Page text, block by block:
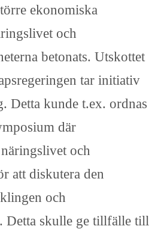
ekonomiska
och
betonats. Utskottet
tar initiativ
Detta kunde t.ex. ordnas
där
och
att diskutera den
och
Detta skulle ge tillfälle till